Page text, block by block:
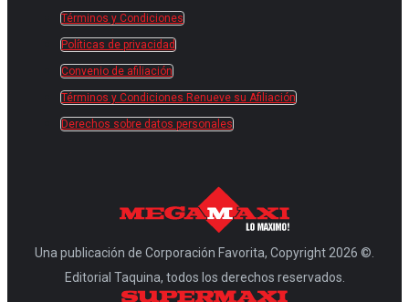
Términos y Condiciones
Políticas de privacidad
Convenio de afiliación
Términos y Condiciones Renueve su Afiliación
Derechos sobre datos personales
Una publicación de Corporación Favorita, Copyright 2026 ©.
Editorial Taquina, todos los derechos reservados.